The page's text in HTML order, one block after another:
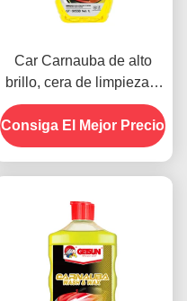
Car Carnauba de alto
brillo, cera de limpieza 2
en 1 resistente al agua y
a los arañazos
Consiga El Mejor Precio